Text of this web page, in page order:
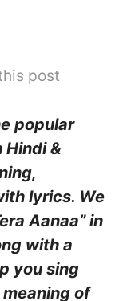
post
popular
Hindi &
lyrics. We
Aanaa” in
with a
you sing
of